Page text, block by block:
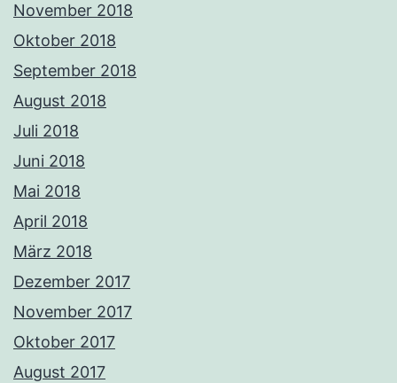
November 2018
Oktober 2018
September 2018
August 2018
Juli 2018
Juni 2018
Mai 2018
April 2018
März 2018
Dezember 2017
November 2017
Oktober 2017
August 2017